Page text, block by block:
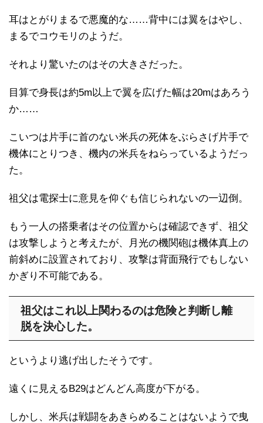
耳はとがりまるで悪魔的な……背中には翼をはやし、
まるでコウモリのようだ。
それより驚いたのはその大きさだった。
目算で身長は約5m以上で翼を広げた幅は20mはあろう
か……
こいつは片手に首のない米兵の死体をぶらさげ片手で
機体にとりつき、機内の米兵をねらっているようだっ
た。
祖父は電探士に意見を仰ぐも信じられないの一辺倒。
もう一人の搭乗者はその位置からは確認できず、祖父
は攻撃しようと考えたが、月光の機関砲は機体真上の
前斜めに設置されており、攻撃は背面飛行でもしない
かぎり不可能である。
祖父はこれ以上関わるのは危険と判断し離
脱を決心した。
というより逃げ出したそうです。
遠くに見えるB29はどんどん高度が下がる。
しかし、米兵は戦闘をあきらめることはないようで曳